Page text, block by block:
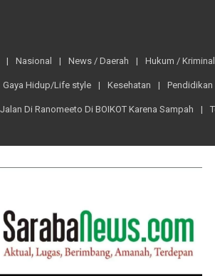
Nasional News / Daerah Hukum / Kriminal
Gaya Hidup/Life style Kesehatan Pendidikan
Di Ranomeeto Di BOIKOT Karena Sampah